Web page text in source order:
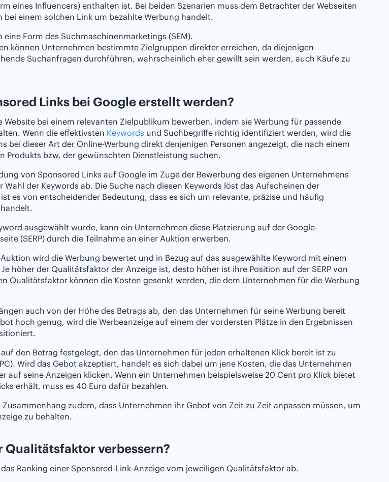
eines Influencers) enthalten ist. Bei beiden Szenarien muss dem Betrachter der Webseiten
bei einem solchen Link um bezahlte Werbung handelt.
eine Form des Suchmaschinenmarketings (SEM).
können Unternehmen bestimmte Zielgruppen direkter erreichen, da diejenigen
Suchanfragen durchführen, wahrscheinlich eher gewillt sein werden, auch Käufe zu
Links bei Google erstellt werden?
Website bei einem relevanten Zielpublikum bewerben, indem sie Werbung für passende
Wenn die effektivsten Keywords und Suchbegriffe richtig identifiziert werden, wird die
bei dieser Art der Online-Werbung direkt denjenigen Personen angezeigt, die nach einem
Produkts bzw. der gewünschten Dienstleistung suchen.
von Sponsored Links auf Google im Zuge der Bewerbung des eigenen Unternehmens
der Keywords ab. Die Suche nach diesen Keywords löst das Aufscheinen der
es von entscheidender Bedeutung, dass es sich um relevante, präzise und häufig
ausgewählt wurde, kann ein Unternehmen diese Platzierung auf der Google-
(SERP) durch die Teilnahme an einer Auktion erwerben.
wird die Werbung bewertet und in Bezug auf das ausgewählte Keyword mit einem
höher der Qualitätsfaktor der Anzeige ist, desto höher ist ihre Position auf der SERP von
Qualitätsfaktor können die Kosten gesenkt werden, die dem Unternehmen für die Werbung
auch von der Höhe des Betrags ab, den das Unternehmen für seine Werbung bereit
hoch genug, wird die Werbeanzeige auf einem der vordersten Plätze in den Ergebnissen
den Betrag festgelegt, den das Unternehmen für jeden erhaltenen Klick bereit ist zu
Wird das Gebot akzeptiert, handelt es sich dabei um jene Kosten, die das Unternehmen
auf seine Anzeigen klicken. Wenn ein Unternehmen beispielsweise 20 Cent pro Klick bietet
erhält, muss es 40 Euro dafür bezahlen.
zudem, dass Unternehmen ihr Gebot von Zeit zu Zeit anpassen müssen, um
zu behalten.
Qualitätsfaktor verbessern?
Ranking einer Sponsered-Link-Anzeige vom jeweiligen Qualitätsfaktor ab.